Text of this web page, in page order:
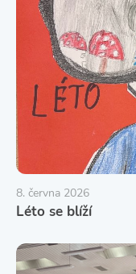
8. června 2026
Léto se blíží